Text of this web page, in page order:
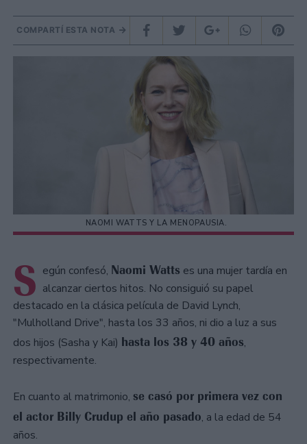
COMPARTÍ ESTA NOTA
NAOMI WATTS Y LA MENOPAUSIA.
S egún confesó, Naomi Watts es una mujer tardía en
alcanzar ciertos hitos. No consiguió su papel
destacado en la clásica película de David Lynch,
"Mulholland Drive", hasta los 33 años, ni dio a luz a sus
dos hijos (Sasha y Kai) hasta los 38 y 40 años,
respectivamente.
En cuanto al matrimonio, se casó por primera vez con
el actor Billy Crudup el año pasado, a la edad de 54
años.